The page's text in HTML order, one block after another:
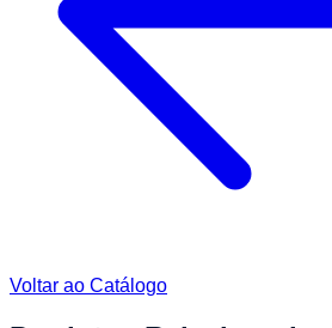
Voltar ao Catálogo